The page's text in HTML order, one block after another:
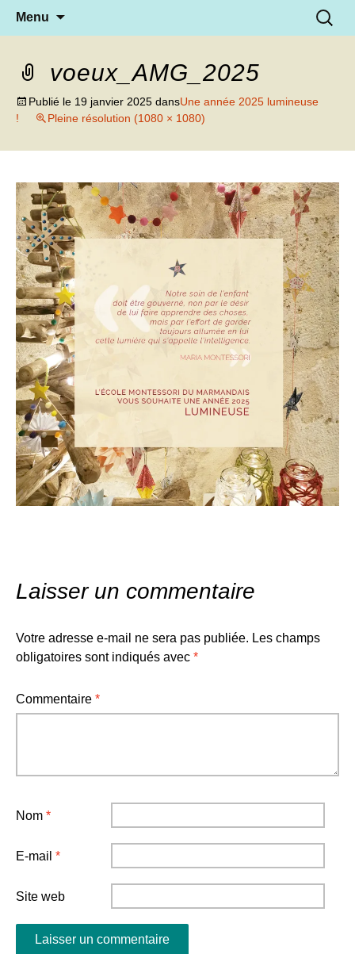
Menu
voeux_AMG_2025
Publié le 19 janvier 2025 dansUne année 2025 lumineuse
!
Pleine résolution (1080 × 1080)
Laisser un commentaire
Votre adresse e-mail ne sera pas publiée. Les champs
obligatoires sont indiqués avec *
Commentaire *
Nom *
E-mail *
Site web